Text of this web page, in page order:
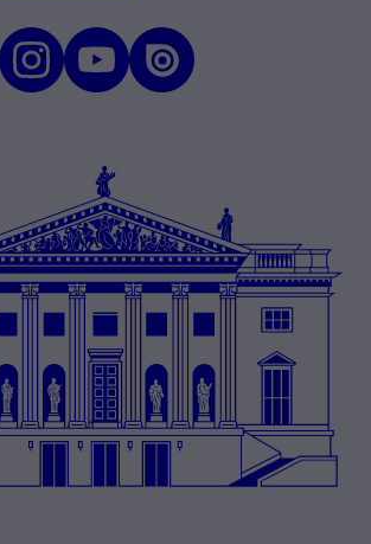
InstagramYoutubeIssuu